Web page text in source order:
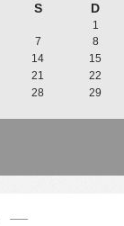
S D
1
7
8
14
15
21
22
28
29